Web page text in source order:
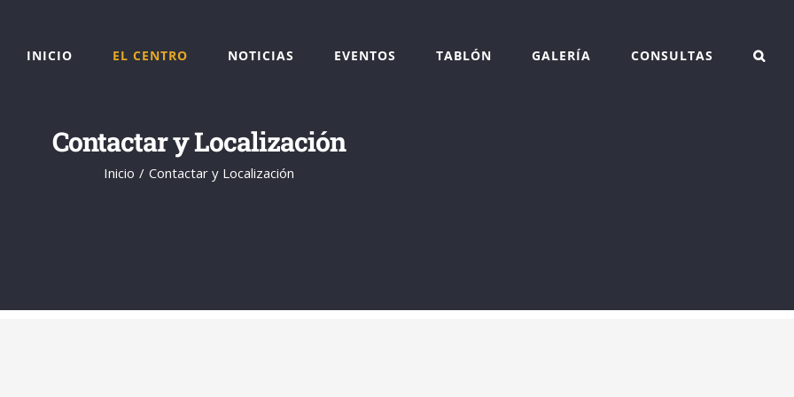
INICIO EL CENTRO NOTICIAS EVENTOS TABLÓN GALERÍA CONSULTAS
Contactar y Localización
Inicio Contactar y Localización